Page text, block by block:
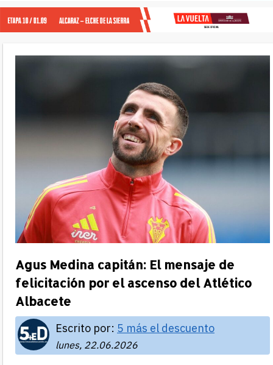
Agus Medina capitán: El mensaje de
felicitación por el ascenso del Atlético
Albacete
Escrito por: 5 más el descuento
lunes, 22.06.2026